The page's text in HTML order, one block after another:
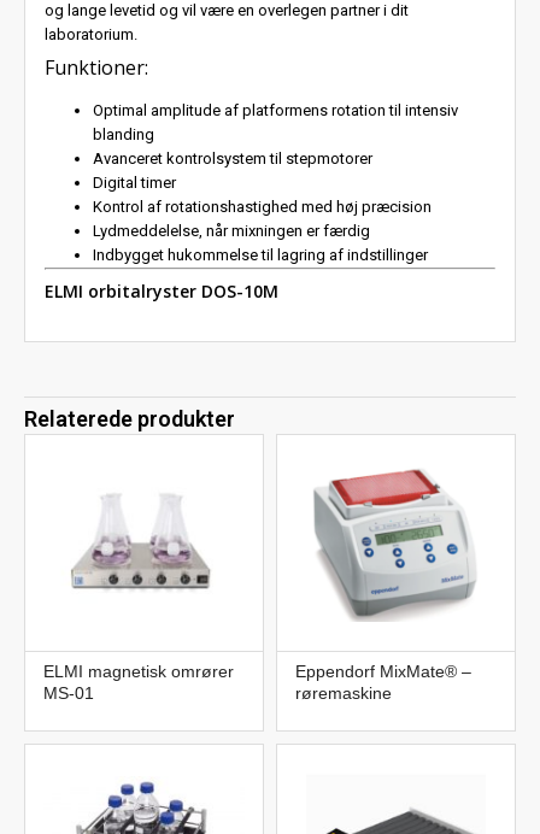
og lange levetid og vil være en overlegen partner i dit
laboratorium.
Funktioner:
Optimal amplitude af platformens rotation til intensiv
blanding
Avanceret kontrolsystem til stepmotorer
Digital timer
Kontrol af rotationshastighed med høj præcision
Lydmeddelelse, når mixningen er færdig
Indbygget hukommelse til lagring af indstillinger
ELMI orbitalryster DOS-10M
Relaterede produkter
ELMI magnetisk omrører
MS-01
Eppendorf MixMate® –
røremaskine